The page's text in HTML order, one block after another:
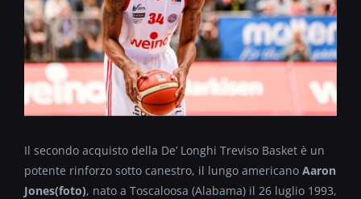
Il secondo acquisto della De’ Longhi Treviso Basket è un
potente rinforzo sotto canestro, il lungo americano Aaron
Jones(foto), nato a Toscaloosa (Alabama) il 26 luglio 1993,